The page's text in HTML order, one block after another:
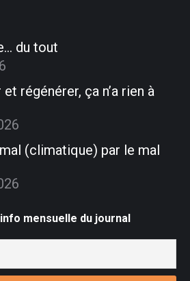
du tout
et régénérer, ça n’a rien à
(climatique) par le mal
mensuelle du journal